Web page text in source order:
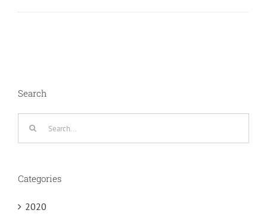
Search
Categories
2020